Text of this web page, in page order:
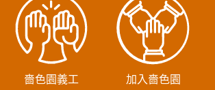
嗇色園義工 加入嗇色園